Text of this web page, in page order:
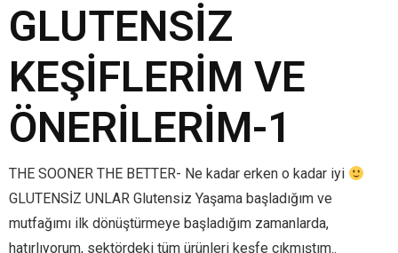
GLUTENSİZ
KEŞİFLERİM VE
ÖNERİLERİM-1
THE SOONER THE BETTER- Ne kadar erken o kadar iyi
GLUTENSİZ UNLAR Glutensiz Yaşama başladığım ve
mutfağımı ilk dönüştürmeye başladığım zamanlarda,
hatırlıyorum, sektördeki tüm ürünleri keşfe çıkmıştım..